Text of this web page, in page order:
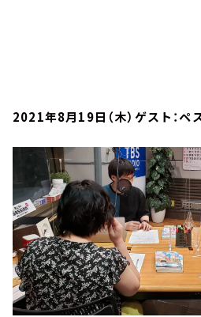
2021年8月19日（木）ゲスト：ペ